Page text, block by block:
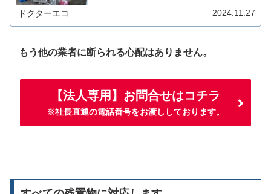
ドクターエコ 2024.11.27
もう他の業者に断られる心配はありません。
【法人専用】お問合せはコチラ
※社長直通の電話番号をお渡ししております。